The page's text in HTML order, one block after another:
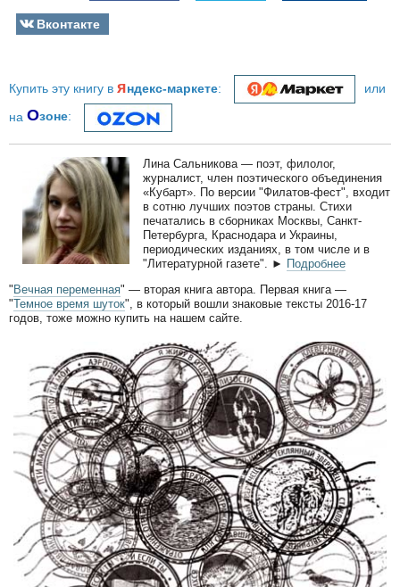
Вконтакте
Купить эту книгу в яндекс-маркете: или
на Озоне:
Лина Сальникова — поэт, филолог,
журналист, член поэтического объединения
«Кубарт». По версии "Филатов-фест", входит
в сотню лучших поэтов страны. Стихи
печатались в сборниках Москвы, Санкт-
Петербурга, Краснодара и Украины,
периодических изданиях, в том числе и в
"Литературной газете". ► Подробнее
" Вечная переменная" — вторая книга автора. Первая книга —
"Темное время шуток", в который вошли знаковые тексты 2016-17
годов, тоже можно купить на нашем сайте.